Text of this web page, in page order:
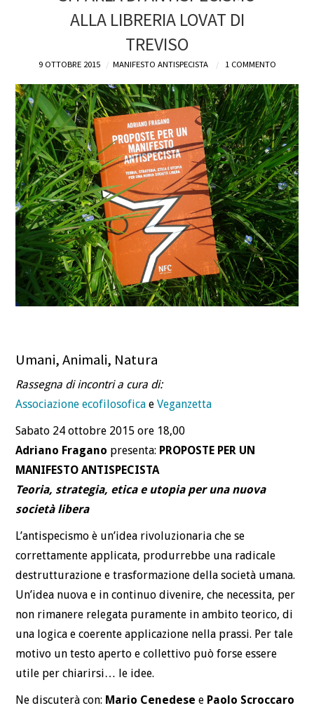
DEFINIZIONI
CHI
BLOG
CONTATTI
ALLA LIBRERIA LOVAT DI
TREVISO
9 OTTOBRE 2015 MANIFESTO ANTISPECISTA 1 COMMENTO
Umani, Animali, Natura
Rassegna di incontri a cura di:
Associazione ecofilosofica eVeganzetta
Sabato 24 ottobre 2015 ore 18,00
Adriano Fragano presenta: PROPOSTE PER UN
MANIFESTO ANTISPECISTA
Teoria, strategia, etica e utopia per una nuova
società libera
L’antispecismo è un’idea rivoluzionaria che se
correttamente applicata, produrrebbe una radicale
destrutturazione e trasformazione della società umana.
Un’idea nuova e in continuo divenire, che necessita, per
non rimanere relegata puramente in ambito teorico, di
una logica e coerente applicazione nella prassi. Per tale
motivo un testo aperto e collettivo può forse essere
utile per chiarirsi… le idee.
Ne discuterà con: Mario Cenedese e Paolo Scroccaro